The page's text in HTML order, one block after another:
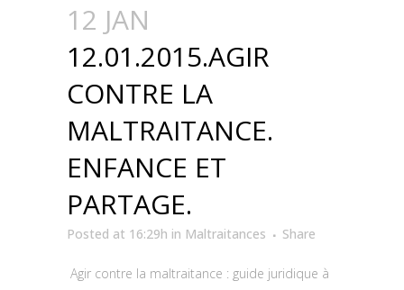
12 JAN
12.01.2015.AGIR
CONTRE LA
MALTRAITANCE.
ENFANCE ET
PARTAGE.
Posted at 16:29h in Maltraitances Share
Agir contre la maltraitance : guide juridique à